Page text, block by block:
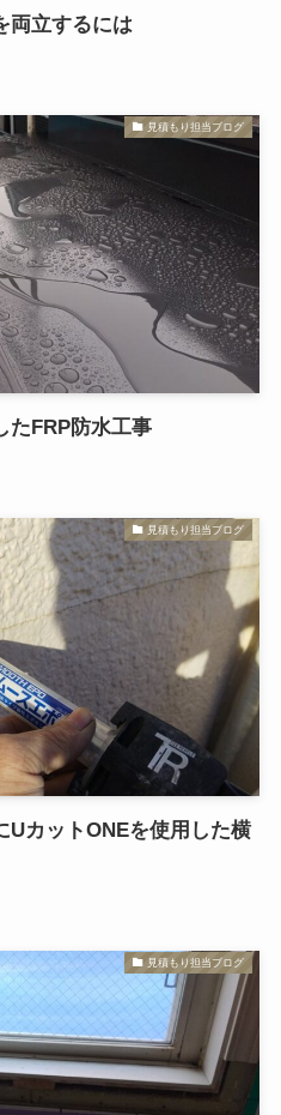
両立するには
見積もり担当ブログ
たFRP防水工事
見積もり担当ブログ
UカットONEを使用した横
見積もり担当ブログ